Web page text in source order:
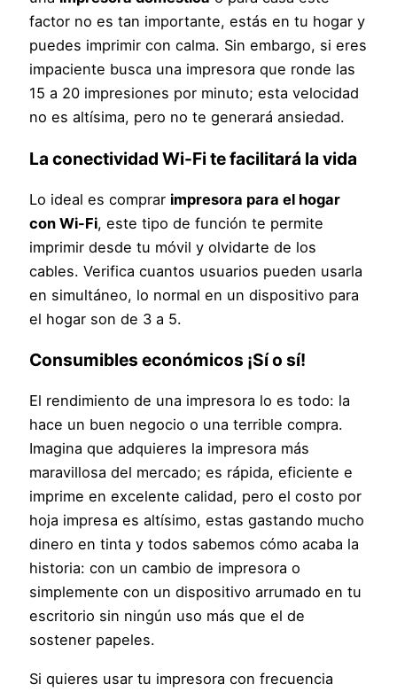
factor no es tan importante, estás en tu hogar y
puedes imprimir con calma. Sin embargo, si eres
impaciente busca una impresora que ronde las
15 a 20 impresiones por minuto; esta velocidad
no es altísima, pero no te generará ansiedad.
La conectividad Wi-Fi te facilitará la vida
Lo ideal es comprar impresora para el hogar
con Wi-Fi, este tipo de función te permite
imprimir desde tu móvil y olvidarte de los
cables. Verifica cuantos usuarios pueden usarla
en simultáneo, lo normal en un dispositivo para
el hogar son de 3 a 5.
Consumibles económicos ¡Sí o sí!
El rendimiento de una impresora lo es todo: la
hace un buen negocio o una terrible compra.
Imagina que adquieres la impresora más
maravillosa del mercado; es rápida, eficiente e
imprime en excelente calidad, pero el costo por
hoja impresa es altísimo, estas gastando mucho
dinero en tinta y todos sabemos cómo acaba la
historia: con un cambio de impresora o
simplemente con un dispositivo arrumado en tu
escritorio sin ningún uso más que el de
sostener papeles.
Si quieres usar tu impresora con frecuencia